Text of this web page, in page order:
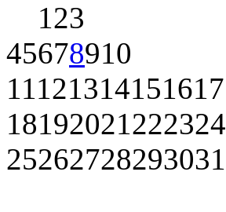
123
45678910
11121314151617
18192021222324
25262728293031